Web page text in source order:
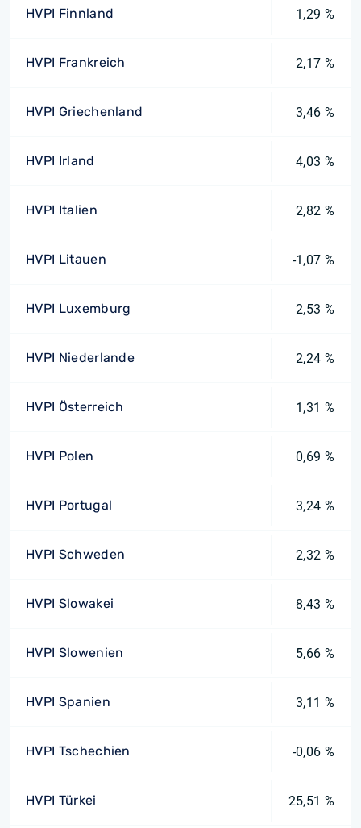
HVPI Finnland 1,29 %
HVPI Frankreich 2,17 %
HVPI Griechenland 3,46 %
HVPI Irland 4,03 %
HVPI Italien 2,82 %
HVPI Litauen -1,07 %
HVPI Luxemburg 2,53 %
HVPI Niederlande 2,24 %
HVPI Österreich 1,31 %
HVPI Polen 0,69 %
HVPI Portugal 3,24 %
HVPI Schweden 2,32 %
HVPI Slowakei 8,43 %
HVPI Slowenien 5,66 %
HVPI Spanien 3,11 %
HVPI Tschechien -0,06 %
HVPI Türkei 25,51 %